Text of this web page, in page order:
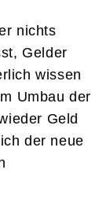
nichts
Gelder
wissen
Umbau der
Geld
der neue